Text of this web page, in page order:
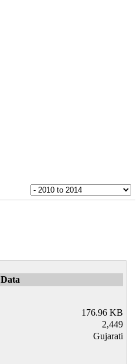
Data
176.96 KB
2,449
Gujarati